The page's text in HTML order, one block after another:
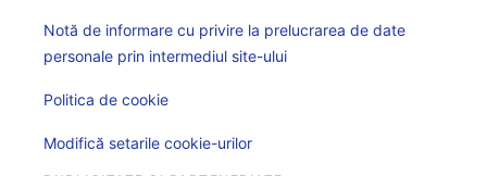
Notă de informare cu privire la prelucrarea de date
personale prin intermediul site-ului
Politica de cookie
Modifică setarile cookie-urilor